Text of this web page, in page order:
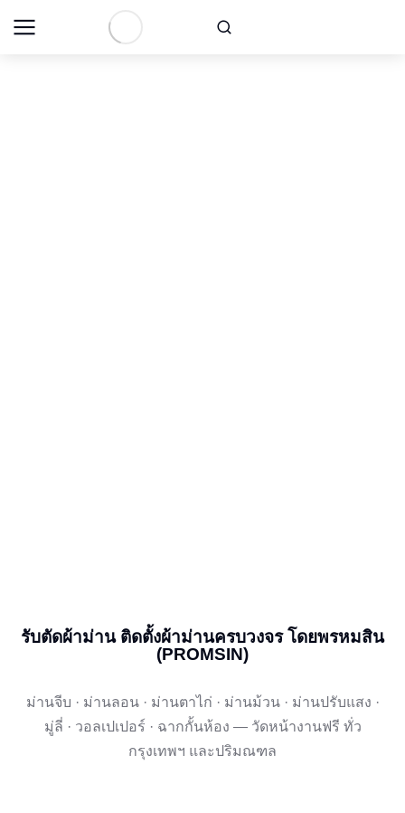
รับตัดผ้าม่าน ติดตั้งผ้าม่านครบวงจร โดยพรหมสิน
(PROMSIN)
ม่านจีบ · ม่านลอน · ม่านตาไก่ · ม่านม้วน · ม่านปรับแสง ·
มู่ลี่ · วอลเปเปอร์ · ฉากกั้นห้อง — วัดหน้างานฟรี ทั่ว
กรุงเทพฯ และปริมณฑล